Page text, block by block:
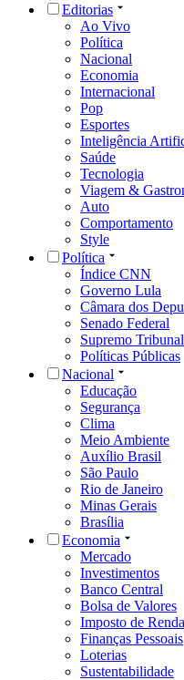
Editorias
Ao Vivo
Política
Nacional
Economia
Internacional
Pop
Esportes
Inteligência
Saúde
Tecnologia
Viagem &
Auto
Comportamento
Style
Política
Índice CNN
Governo Lula
Câmara dos
Senado Federal
Supremo
Políticas Públicas
Nacional
Educação
Segurança
Clima
Meio Ambiente
Auxílio Brasil
São Paulo
Rio de Janeiro
Minas Gerais
Brasília
Economia
Mercado
Investimentos
Banco Central
Bolsa de Valores
Imposto de Renda
Finanças Pessoais
Loterias
Sustentabilidade